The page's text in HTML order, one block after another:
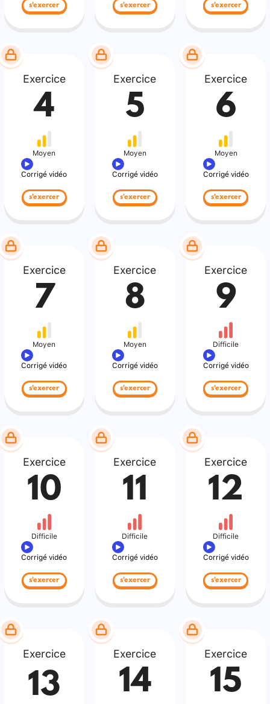
s'exercer s'exercer s'exercer
Exercice
4
Moyen
Corrigé vidéo
s'exercer
Exercice
5
Moyen
Corrigé vidéo
s'exercer
Exercice
6
Moyen
Corrigé vidéo
s'exercer
Exercice
7
Moyen
Corrigé vidéo
s'exercer
Exercice
8
Moyen
Corrigé vidéo
s'exercer
Exercice
9
Difficile
Corrigé vidéo
s'exercer
Exercice
10
Difficile
Corrigé vidéo
s'exercer
Exercice
11
Difficile
Corrigé vidéo
s'exercer
Exercice
12
Difficile
Corrigé vidéo
s'exercer
Exercice
13
Exercice
14
Exercice
15